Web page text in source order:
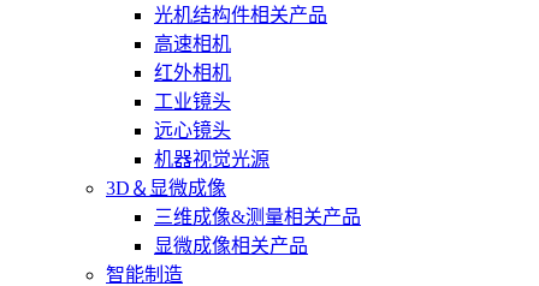
光机结构件相关产品
高速相机
红外相机
工业镜头
远心镜头
机器视觉光源
3D＆显微成像
三维成像&测量相关产品
显微成像相关产品
智能制造